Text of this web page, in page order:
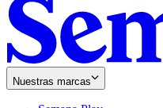
Nuestras marcas